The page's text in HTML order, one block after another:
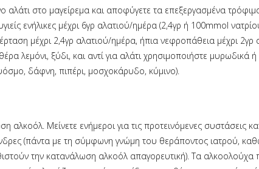
στο μαγείρεμα και αποφύγετε τα επεξεργασμένα
ενήλικες μέχρι 6γρ αλατιού/ημέρα (2,4γρ ή 100mmol
μέχρι 2,4γρ αλατιού/ημέρα, ήπια νεφροπάθεια μέχρι 2γρ
λεμόνι, ξύδι, και αντί για αλάτι χρησιμοποιήστε μυρωδικά
δάφνη, πιπέρι, μοσχοκάρυδο, κύμινο).
αλκοόλ. Μείνετε ενήμεροι για τις προτεινόμενες συστάσεις
(πάντα με τη σύμφωνη γνώμη του θεράποντος ιατρού,
την κατανάλωση αλκοόλ απαγορευτική). Τα αλκοολούχα